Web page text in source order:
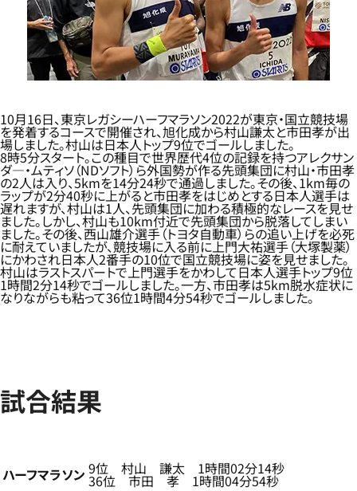
10月16日、東京レガシーハーフマラソン2022が東京・国立競技場
を発着するコースで開催され、旭化成から村山謙太と市田孝が出
場しました。村山は日本人トップ9位でゴールしました。
8時5分スタート。この種目で世界歴代4位の記録を持つアレクサン
ダ—・ムティソ（NDソフト）ら外国勢が作る先頭集団に村山・市田孝
の2人は入り、5kmを14分24秒で通過しました。その後、1km毎の
ラップが2分40秒に上がると市田孝をはじめとする日本人選手は
遅れますが、村山は1人、先頭集団に加わる積極的なレースを見せ
ました。しかし、村山も10km付近で先頭集団から脱落してしまい
ました。その後、西山雄介選手（トヨタ自動車）らの追い上げを必死
に耐えていましたが、競技場に入る前に上門大祐選手（大塚製薬）
にかわされ日本人2番手の10位で国立競技場に姿を見せました。
村山はラストスパートで上門選手をかわして日本人選手トップ9位
1時間2分14秒でゴールしました。一方、市田孝は5km脱水症状に
なりながらも粘って36位1時間4分54秒でゴールしました。
試合結果
ハーフマラソン 9位 村山 謙太 1時間02分14秒
36位 市田 孝 1時間04分54秒